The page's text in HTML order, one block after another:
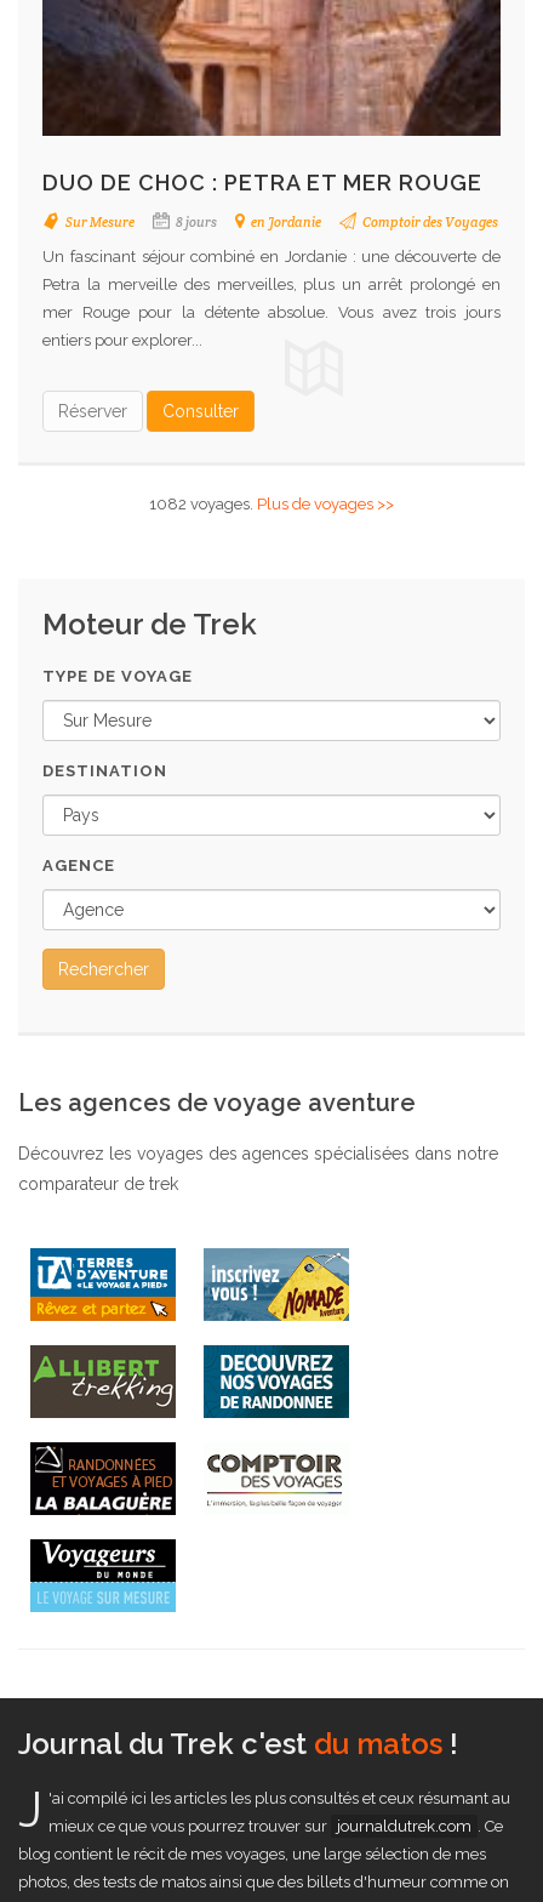
DUO DE CHOC : PETRA ET MER ROUGE
Sur Mesure 8 jours en Jordanie Comptoir des Voyages
Un fascinant séjour combiné en Jordanie : une découverte de
Petra la merveille des merveilles, plus un arrêt prolongé en
mer Rouge pour la détente absolue. Vous avez trois jours
entiers pour explorer...
Réserver Consulter
1082 voyages. Plus de voyages >>
Moteur de Trek
TYPE DE VOYAGE
DESTINATION
AGENCE
Rechercher
Les agences de voyage aventure
Découvrez les voyages des agences spécialisées dans notre
comparateur de trek
Journal du Trek c'est
un comparateur de trek!
J